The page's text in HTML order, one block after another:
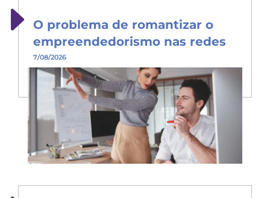
O problema de romantizar o
empreendedorismo nas redes
7/08/2026